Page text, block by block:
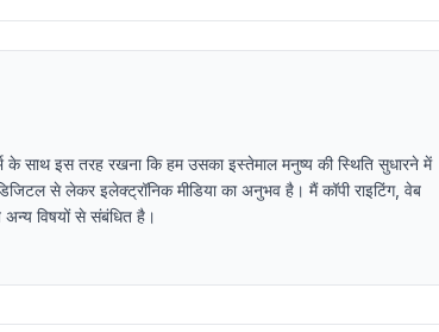
के साथ इस तरह रखना कि हम उसका इस्तेमाल मनुष्य की स्थिति सुधारने में
से लेकर इलेक्ट्रॉनिक मीडिया का अनुभव है। मैं कॉपी राइटिंग, वेब
विषयों से संबंधित है।